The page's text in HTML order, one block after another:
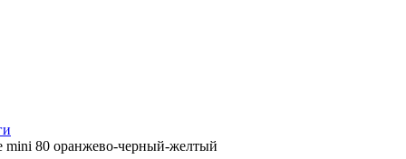
mini 80 оранжево-черный-желтый